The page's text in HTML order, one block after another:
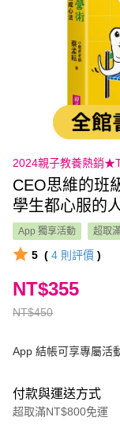
2024親子教養熱銷
CEO思維的班
學生都心服的
App 獨享活動 超取
5 ( 4 則評價 )
NT$450
NT$355
App 結帳可享專屬活
付款與運送方式
超取滿NT$800免運